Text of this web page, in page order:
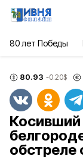
80 лет Победы
80.93 -0.20$
Косивший
обстреле